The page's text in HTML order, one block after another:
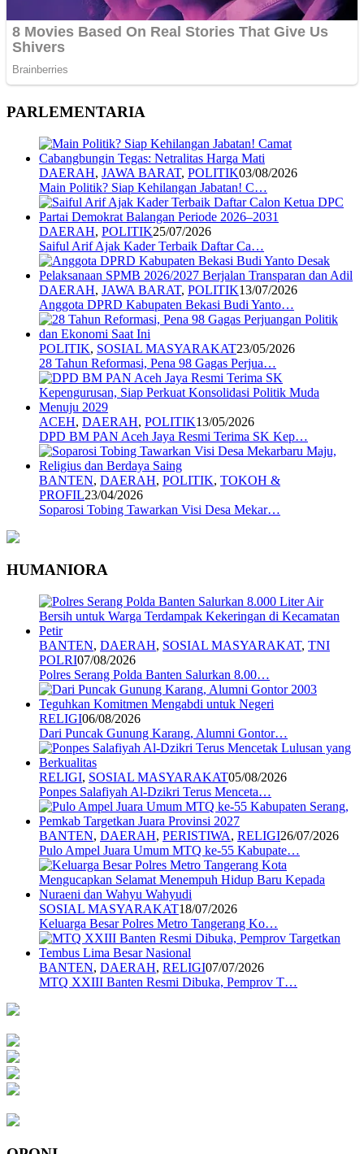
PARLEMENTARIA
DAERAH, JAWA BARAT, POLITIK03/08/2026
Main Politik? Siap Kehilangan Jabatan! C…
DAERAH, POLITIK25/07/2026
Saiful Arif Ajak Kader Terbaik Daftar Ca…
DAERAH, JAWA BARAT, POLITIK13/07/2026
Anggota DPRD Kabupaten Bekasi Budi Yanto…
POLITIK, SOSIAL MASYARAKAT23/05/2026
28 Tahun Reformasi, Pena 98 Gagas Perjua…
ACEH, DAERAH, POLITIK13/05/2026
DPD BM PAN Aceh Jaya Resmi Terima SK Kep…
BANTEN, DAERAH, POLITIK, TOKOH &
PROFIL23/04/2026
Soparosi Tobing Tawarkan Visi Desa Mekar…
HUMANIORA
BANTEN, DAERAH, SOSIAL MASYARAKAT, TNI
POLRI07/08/2026
Polres Serang Polda Banten Salurkan 8.00…
RELIGI06/08/2026
Dari Puncak Gunung Karang, Alumni Gontor…
RELIGI, SOSIAL MASYARAKAT05/08/2026
Ponpes Salafiyah Al-Dzikri Terus Menceta…
BANTEN, DAERAH, PERISTIWA, RELIGI26/07/2026
Pulo Ampel Juara Umum MTQ ke-55 Kabupate…
SOSIAL MASYARAKAT18/07/2026
Keluarga Besar Polres Metro Tangerang Ko…
BANTEN, DAERAH, RELIGI07/07/2026
MTQ XXIII Banten Resmi Dibuka, Pemprov T…